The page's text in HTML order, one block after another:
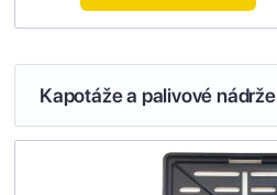
Kapotáže a palivové nádrže